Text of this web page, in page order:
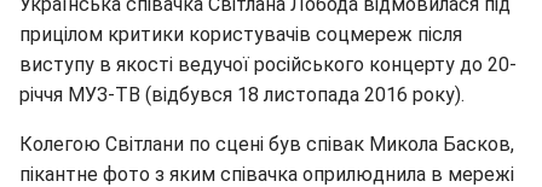
прицілом критики користувачів соцмереж після
виступу в якості ведучої російського концерту до 20-
річчя МУЗ-ТВ (відбувся 18 листопада 2016 року).
Колегою Світлани по сцені був співак Микола Басков,
пікантне фото з яким співачка оприлюднила в мережі